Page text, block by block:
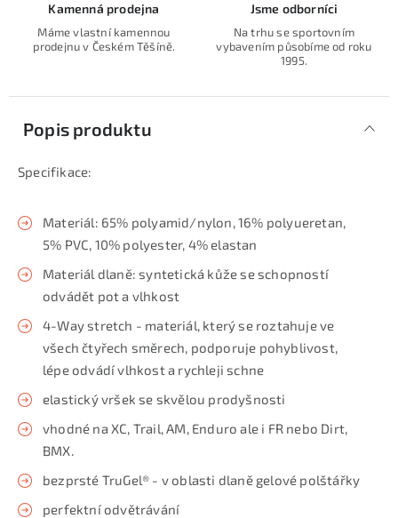
Kamenná prodejna
Máme vlastní kamennou
prodejnu v Českém Těšíně.
Jsme odborníci
Na trhu se sportovním
vybavením působíme od roku
1995.
Popis produktu
Specifikace:
Materiál: 65% polyamid/nylon, 16% polyueretan,
5% PVC, 10% polyester, 4% elastan
Materiál dlaně: syntetická kůže se schopností
odvádět pot a vlhkost
4-Way stretch - materiál, který se roztahuje ve
všech čtyřech směrech, podporuje pohyblivost,
lépe odvádí vlhkost a rychleji schne
elastický vršek se skvělou prodyšnosti
vhodné na XC, Trail, AM, Enduro ale i FR nebo Dirt,
BMX.
bezprsté TruGel® - v oblasti dlaně gelové polštářky
perfektní odvětrávání